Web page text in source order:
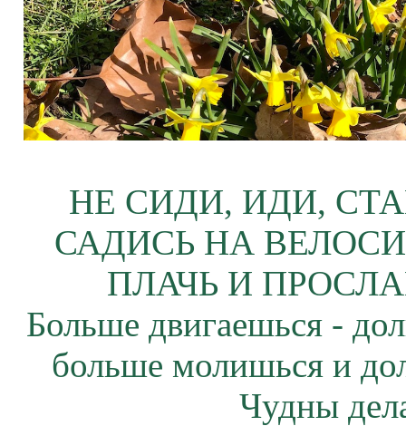
НЕ СИДИ, ИДИ,
САДИСЬ НА
ПЛАЧЬ И
Больше двигаешься -
больше молишься и
Чудны